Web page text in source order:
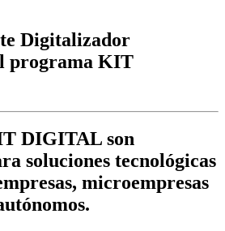
Digitalizador
programa KIT
DIGITAL son
soluciones tecnológicas
microempresas